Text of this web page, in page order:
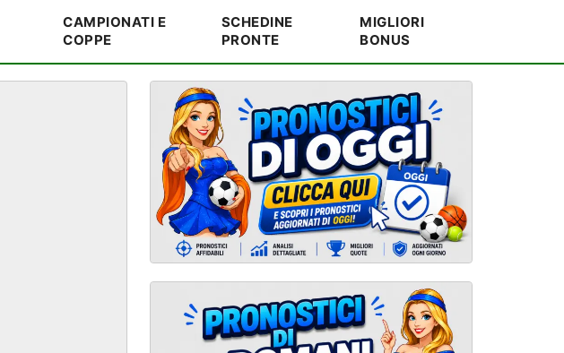
CAMPIONATI E
COPPE
SCHEDINE
PRONTE
MIGLIORI
BONUS